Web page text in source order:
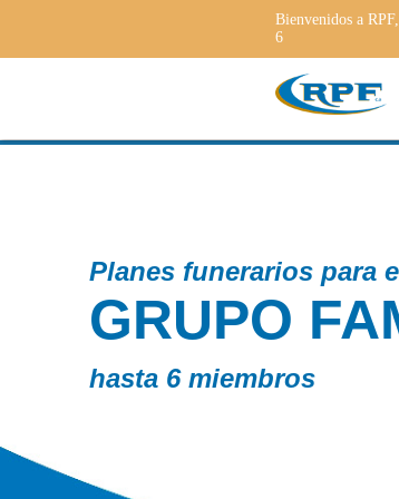
Bienvenidos a RPF,
6
para el
FAMILIAR